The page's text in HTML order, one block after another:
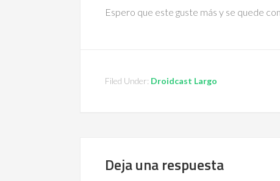
Espero que este guste más y se quede
Filed Under: Droidcast Largo
Deja una respuesta